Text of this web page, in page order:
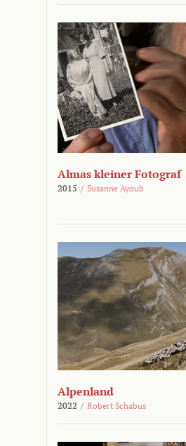
Almas kleiner Fotograf
2015 / Susanne Ayoub
Alpenland
2022 / Robert Schabus